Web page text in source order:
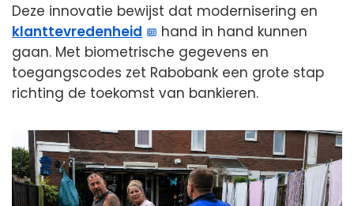
Deze innovatie bewijst dat modernisering en
klanttevredenheid
hand in hand kunnen
gaan. Met biometrische gegevens en
toegangscodes zet Rabobank een grote stap
richting de toekomst van bankieren.